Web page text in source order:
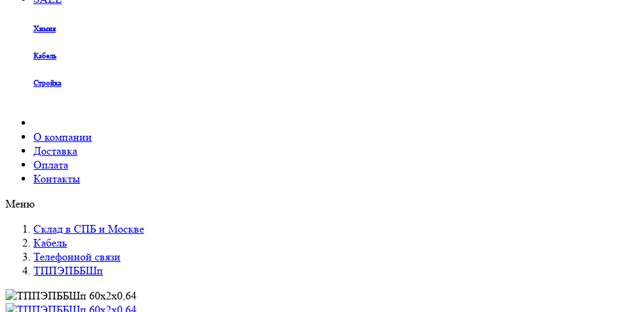
Химия
Кабель
Стройка
О компании
Доставка
Оплата
Контакты
Меню
Склад в СПБ и Москве
Кабель
Телефонной связи
ТППЭПББШп